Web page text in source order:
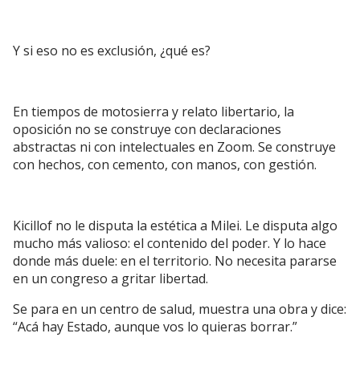
Y si eso no es exclusión, ¿qué es?
En tiempos de motosierra y relato libertario, la
oposición no se construye con declaraciones
abstractas ni con intelectuales en Zoom. Se construye
con hechos, con cemento, con manos, con gestión.
Kicillof no le disputa la estética a Milei. Le disputa algo
mucho más valioso: el contenido del poder. Y lo hace
donde más duele: en el territorio. No necesita pararse
en un congreso a gritar libertad.
Se para en un centro de salud, muestra una obra y dice:
“Acá hay Estado, aunque vos lo quieras borrar.”